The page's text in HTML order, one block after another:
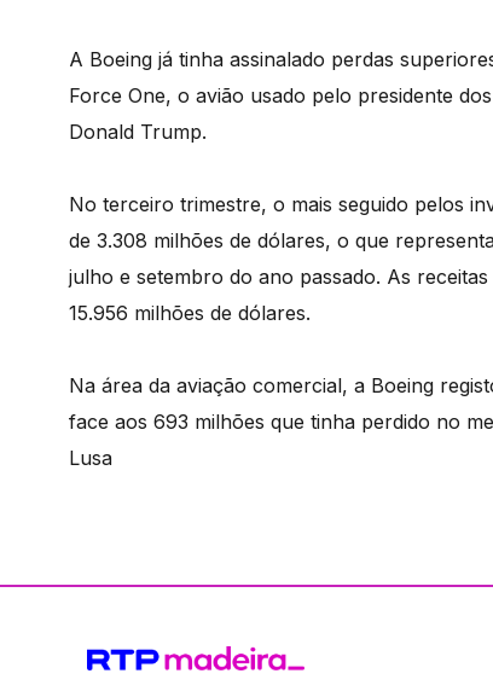
A Boeing já tinha assinalado perdas
Force One, o avião usado pelo presidente
Donald Trump.
No terceiro trimestre, o mais seguido pelos
de 3.308 milhões de dólares, o que
julho e setembro do ano passado. As
15.956 milhões de dólares.
Na área da aviação comercial, a Boeing
face aos 693 milhões que tinha perdido no
Lusa